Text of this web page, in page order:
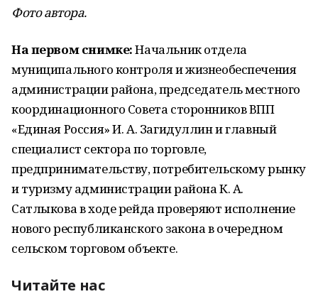
Фото автора.
На первом снимке:Начальник отдела
муниципального контроля и жизнеобеспечения
администрации района, председатель местного
координационного Совета сторонников ВПП
«Единая Россия» И. А. Загидуллин и главный
специалист сектора по торговле,
предпринимательству, потребительскому рынку
и туризму администрации района К. А.
Сатлыкова в ходе рейда проверяют исполнение
нового республиканского закона в очередном
сельском торговом объекте.
Читайте нас